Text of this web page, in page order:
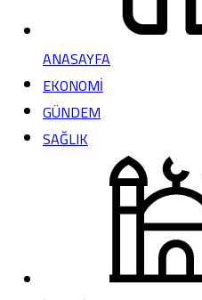
ANASAYFA
EKONOMİ
GÜNDEM
SAĞLIK